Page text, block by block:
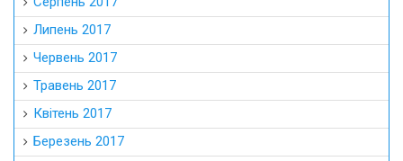
Липень 2017
Червень 2017
Травень 2017
Квітень 2017
Березень 2017